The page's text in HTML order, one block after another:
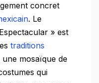
concret
. Le
» est
traditions
mosaïque de
qui